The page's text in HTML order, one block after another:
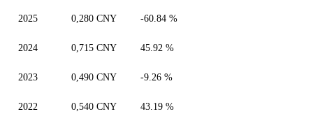
2025 0,280 CNY -60.84 %
2024 0,715 CNY 45.92 %
2023 0,490 CNY -9.26 %
2022 0,540 CNY 43.19 %